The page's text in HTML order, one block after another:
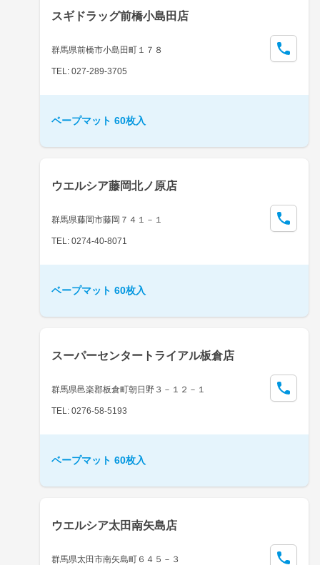
スギドラッグ前橋小島田店
群馬県前橋市小島田町１７８
TEL: 027-289-3705
ベープマット 60枚入
ウエルシア藤岡北ノ原店
群馬県藤岡市藤岡７４１－１
TEL: 0274-40-8071
ベープマット 60枚入
スーパーセンタートライアル板倉店
群馬県邑楽郡板倉町朝日野３－１２－１
TEL: 0276-58-5193
ベープマット 60枚入
ウエルシア太田南矢島店
群馬県太田市南矢島町６４５－３